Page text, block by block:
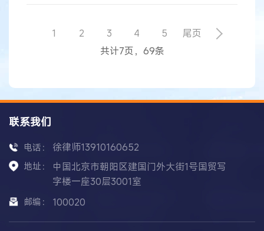
“实际的”经济损失。 原告方认为， Facebook
违反了
美国联邦和加州的隐私保护和反窃听法律。该服务
1 2 3 4 5
尾页
共计7页，69条
联系我们
电话： 徐律师13910160652
地址：
中国北京市朝阳区建国门外大街1号国贸写
字楼一座30层3001室
邮编： 100020